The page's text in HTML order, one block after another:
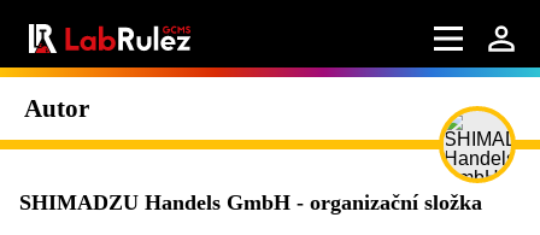
Autor
SHIMADZU Handels GmbH - organizační složka